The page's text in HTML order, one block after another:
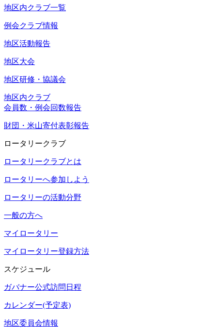
地区内クラブ一覧
例会クラブ情報
地区活動報告
地区大会
地区研修・協議会
地区内クラブ
会員数・例会回数報告
財団・米山寄付表彰報告
ロータリークラブ
ロータリークラブとは
ロータリーへ参加しよう
ロータリーの活動分野
一般の方へ
マイロータリー
マイロータリー登録方法
スケジュール
ガバナー公式訪問日程
カレンダー(予定表)
地区委員会情報